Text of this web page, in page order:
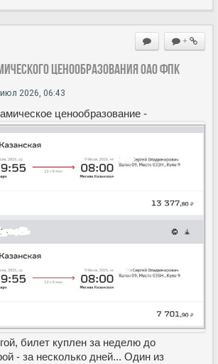
+
ценообразования ОАО ФПК
2026, 06:43
ценообразование -
билет куплен за неделю до
- за несколько дней... Один из